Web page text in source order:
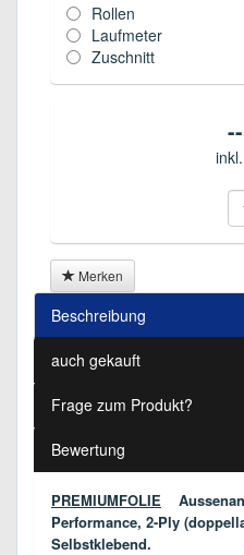
Rollen
Laufmeter
Zuschnitt
Merken
Beschreibung
auch gekauft
Frage zum Produkt?
Bewertung
PREMIUMFOLIE
Performance, 2-Ply
Selbstklebend.